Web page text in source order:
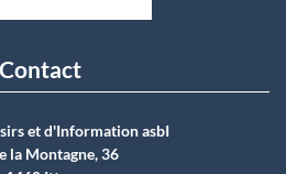
Contact
et d'Information asbI
la Montagne, 36